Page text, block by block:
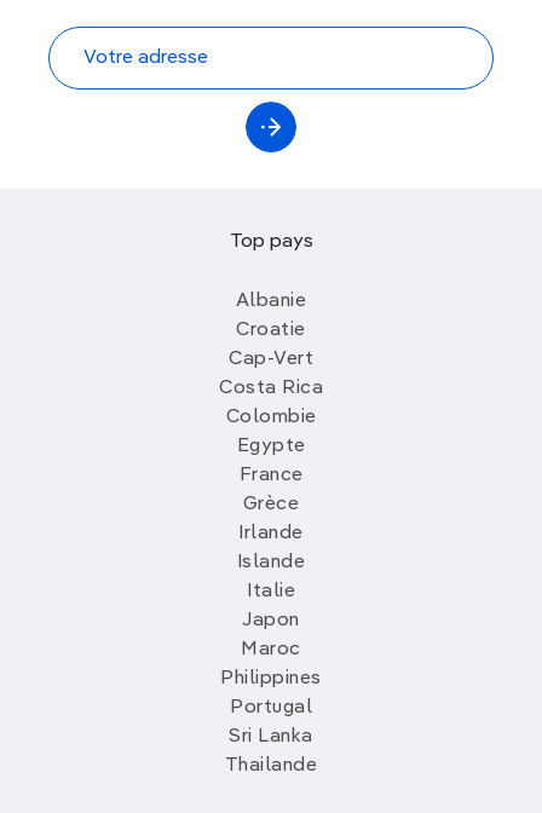
Top pays
Albanie
Croatie
Cap-Vert
Costa Rica
Colombie
Egypte
France
Grèce
Irlande
Islande
Italie
Japon
Maroc
Philippines
Portugal
Sri Lanka
Thailande